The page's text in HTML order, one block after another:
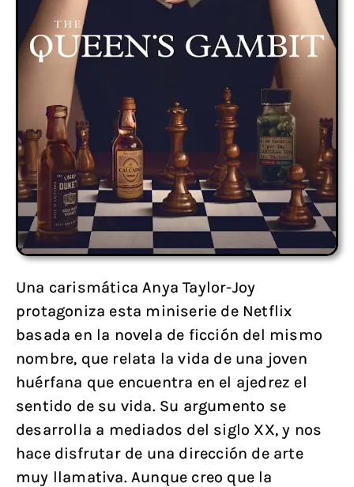
Una carismática Anya Taylor-Joy
protagoniza esta miniserie de Netflix
basada en la novela de ficción del mismo
nombre, que relata la vida de una joven
huérfana que encuentra en el ajedrez el
sentido de su vida. Su argumento se
desarrolla a mediados del siglo XX, y nos
hace disfrutar de una dirección de arte
muy llamativa. Aunque creo que la